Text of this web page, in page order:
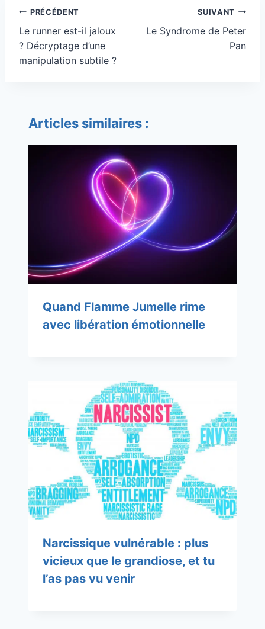
Navigation
de
l’article
PRÉCÉDENT
Le runner est-il jaloux
? Décryptage d’une
manipulation subtile ?
SUIVANT
Le Syndrome de Peter
Pan
Articles similaires :
Quand Flamme Jumelle rime
avec libération émotionnelle
Narcissique vulnérable : plus
vicieux que le grandiose, et tu
l’as pas vu venir